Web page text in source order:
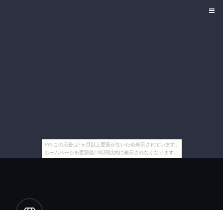
[PR] この広告は3ヶ月以上更新がないため表示されています。
ホームページを更新後24時間以内に表示されなくなります。